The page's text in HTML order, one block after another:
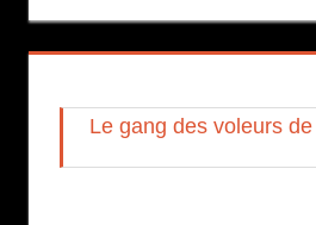
Le gang des voleurs